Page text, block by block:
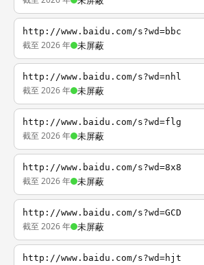
http://www.baidu.com/s?wd=bbc
截至 2026 年 未屏蔽
http://www.baidu.com/s?wd=nhl
截至 2026 年 未屏蔽
http://www.baidu.com/s?wd=flg
截至 2026 年 未屏蔽
http://www.baidu.com/s?wd=8x8
截至 2026 年 未屏蔽
http://www.baidu.com/s?wd=GCD
截至 2026 年 未屏蔽
http://www.baidu.com/s?wd=hjt